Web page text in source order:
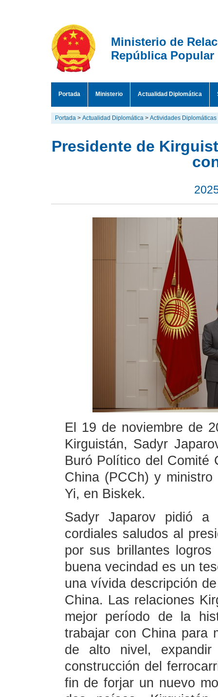
Ministerio de
República Popular
Portada Ministerio Actualidad Diplomática
Portada > Actualidad Diplomática > Actividades Diplomáticas
Presidente de
El 19 de noviembre de
Kirguistán, Sadyr
Buró Político del Comité
China (PCCh) y
Yi, en Biskek.
Sadyr Japarov pidió a
cordiales saludos al
por sus brillantes
buena vecindad es un
una vívida descripción
China. Las relaciones
mejor período de la
trabajar con China para
de alto nivel,
construcción del
fin de forjar un nuevo